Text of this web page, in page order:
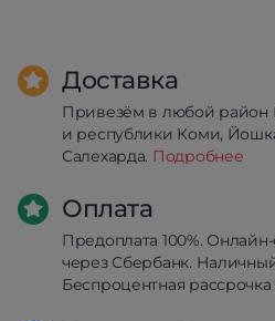
Доставка
Привезём в любой район
и республики Коми,
Салехарда. Подробнее
Оплата
Предоплата 100%.
через Сбербанк.
Беспроцентная рассрочка